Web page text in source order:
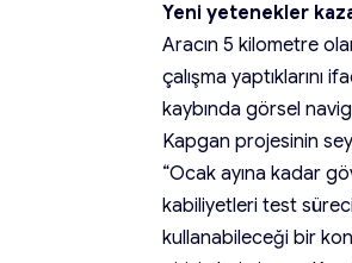
Yeni yetenekler
Aracın 5 kilometre
çalışma yaptıklarını
kaybında görsel
Kapgan projesinin
“Ocak ayına kadar
kabiliyetleri test
kullanabileceği bir